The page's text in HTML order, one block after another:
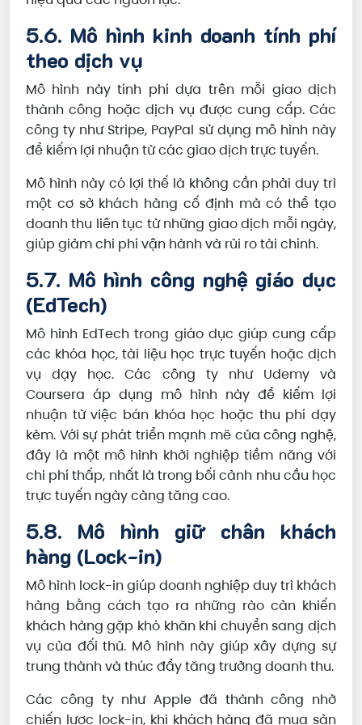
5.6. Mô hình kinh doanh tính phí
theo dịch vụ
Mô hình này tính phí dựa trên mỗi giao dịch
thành công hoặc dịch vụ được cung cấp. Các
công ty như Stripe, PayPal sử dụng mô hình này
để kiếm lợi nhuận từ các giao dịch trực tuyến.
Mô hình này có lợi thế là không cần phải duy trì
một cơ sở khách hàng cố định mà có thể tạo
doanh thu liên tục từ những giao dịch mỗi ngày,
giúp giảm chi phí vận hành và rủi ro tài chính.
5.7. Mô hình công nghệ giáo dục
(EdTech)
Mô hình EdTech trong giáo dục giúp cung cấp
các khóa học, tài liệu học trực tuyến hoặc dịch
vụ dạy học. Các công ty như Udemy và
Coursera áp dụng mô hình này để kiếm lợi
nhuận từ việc bán khóa học hoặc thu phí dạy
kèm. Với sự phát triển mạnh mẽ của công nghệ,
đây là một mô hình khởi nghiệp tiềm năng với
chi phí thấp, nhất là trong bối cảnh nhu cầu học
trực tuyến ngày càng tăng cao.
5.8. Mô hình giữ chân khách
hàng (Lock-in)
Mô hình lock-in giúp doanh nghiệp duy trì khách
hàng bằng cách tạo ra những rào cản khiến
khách hàng gặp khó khăn khi chuyển sang dịch
vụ của đối thủ. Mô hình này giúp xây dựng sự
trung thành và thúc đẩy tăng trưởng doanh thu.
Các công ty như Apple đã thành công nhờ
chiến lược lock-in, khi khách hàng đã mua sản